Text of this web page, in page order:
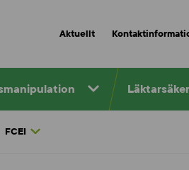
Aktuellt
FCEI